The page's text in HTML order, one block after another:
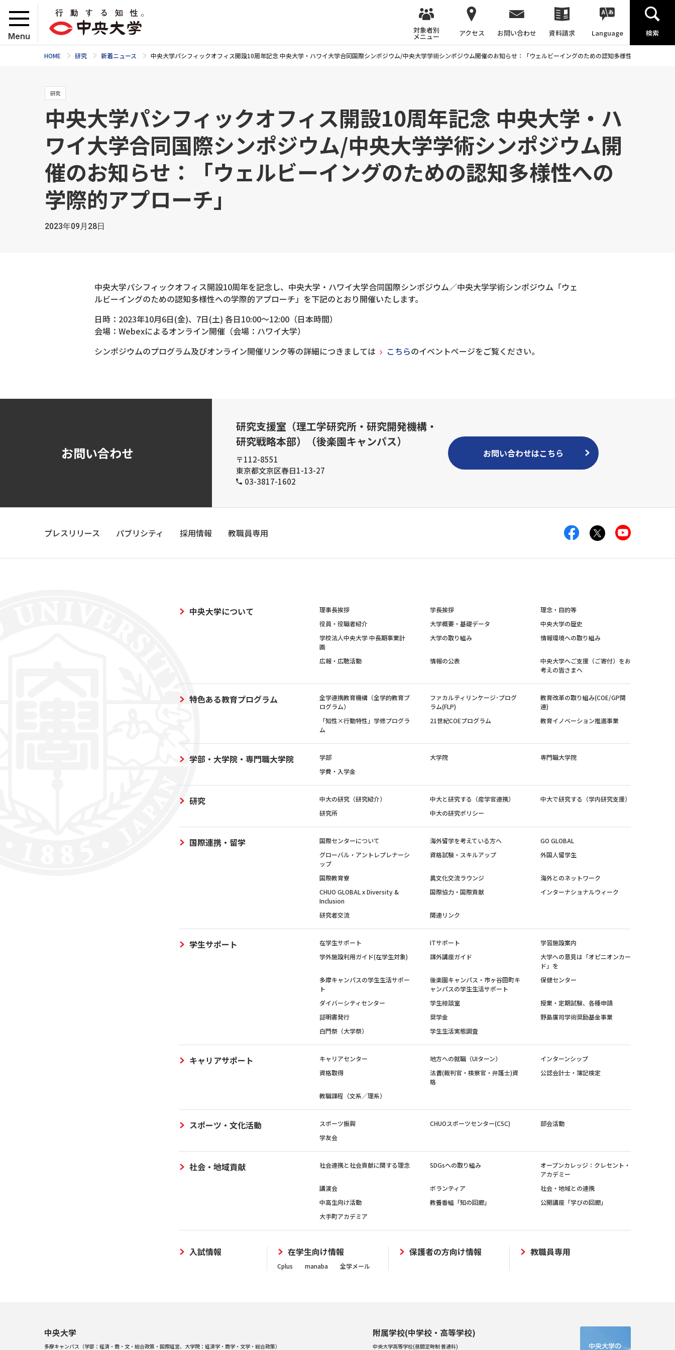
Menu
対象者別
メニュー アクセス お問い合わせ 資料請求 Language 検索
HOME 研究 新着ニュース 中央大学パシフィックオフィス開設10周年記念 中央大学・ハワイ大学合同国際シンポジウム/中央大学学術シンポジウム開催のお知らせ：「ウェルビーイングのための認知多様性への学際的ア
研究
中央大学パシフィックオフィス開設10周年記念 中央大学・ハ
ワイ大学合同国際シンポジウム/中央大学学術シンポジウム開
催のお知らせ：「ウェルビーイングのための認知多様性への
学際的アプローチ」
2023年09月28日
中央大学パシフィックオフィス開設10周年を記念し、中央大学・ハワイ大学合同国際シンポジウム／中央大学学術シンポジウム「ウェ
ルビーイングのための認知多様性への学際的アプローチ」を下記のとおり開催いたします。
日時：2023年10月6日(金)、7日(土) 各日10:00～12:00（日本時間）
会場：Webexによるオンライン開催（会場：ハワイ大学）
シンポジウムのプログラム及びオンライン開催リンク等の詳細につきましては
こちらのイベントページをご覧ください。
お問い合わせ
研究支援室（理工学研究所・研究開発機構・
研究戦略本部）（後楽園キャンパス）
〒112-8551
東京都文京区春日1-13-27
03-3817-1602
お問い合わせはこちら
プレスリリース パブリシティ 採用情報 教職員専用
中央大学について 理事長挨拶 学長挨拶
理念・目的等
役員・役職者紹介
大学概要・基礎データ
中央大学の歴史
学校法人中央大学 中長期事業計
画
大学の取り組み 情報環境への取り組み
広報・広聴活動 情報の公表
中央大学へご支援（ご寄付）をお
考えの皆さまへ
特色ある教育プログラム
全学連携教育機構（全学的教育プ
ログラム）
ファカルティリンケージ･プログ
ラム(FLP)
教育改革の取り組み(COE/GP関
連)
「知性×行動特性」学修プログラ
ム
21世紀COEプログラム 教育イノベーション推進事業
学部・大学院・専門職大学院 学部 大学院
専門職大学院
学費・入学金
研究 中大の研究（研究紹介） 中大と研究する（産学官連携）
中大で研究する（学内研究支援）
研究所
中大の研究ポリシー
国際連携・留学 国際センターについて 海外留学を考えている方へ
GO GLOBAL
グローバル・アントレプレナーシ
ップ
資格試験・スキルアップ 外国人留学生
国際教育寮 異文化交流ラウンジ
海外とのネットワーク
CHUO GLOBAL x Diversity &
Inclusion
国際協力・国際貢献 インターナショナルウィーク
研究者交流 関連リンク
学生サポート 在学生サポート ITサポート
学習施設案内
学外施設利用ガイド(在学生対象)
課外講座ガイド
大学への意見は「オピニオンカー
ド」を
多摩キャンパスの学生生活サポー
ト
後楽園キャンパス・市ヶ谷田町キ
ャンパスの学生生活サポート
保健センター
ダイバーシティセンター 学生相談室
授業・定期試験、各種申請
証明書発行
奨学金
野島廣司学術奨励基金事業
白門祭（大学祭）
学生生活実態調査
キャリアサポート キャリアセンター 地方への就職（UIターン）
インターンシップ
資格取得
法曹(裁判官・検察官・弁護士)資
格
公認会計士・簿記検定
教職課程（文系／理系）
スポーツ・文化活動 スポーツ振興 CHUOスポーツセンター(CSC)
部会活動
学友会
社会・地域貢献 社会連携と社会貢献に関する理念 SDGsへの取り組み
オープンカレッジ：クレセント・
アカデミー
講演会
ボランティア
社会・地域との連携
中高生向け活動
教養番組「知の回廊」
公開講座「学びの回廊」
大手町アカデミア
入試情報 在学生向け情報
Cplus manaba 全学メール
保護者の方向け情報 教職員専用
中央大学
多摩キャンパス（学部：経済・商・文・総合政策・国際経営、大学院：経済学・商学・文学・総合政策）
附属学校(中学校・高等学校)
中央大学高等学校(昼間定時制 普通科)